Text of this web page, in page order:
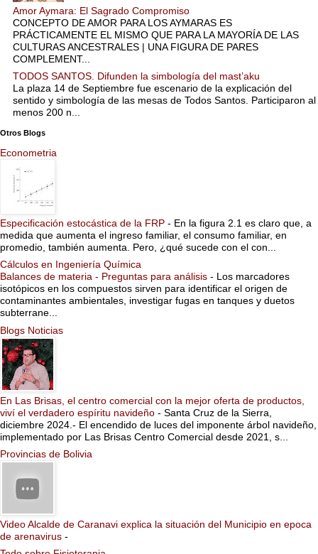
Amor Aymara: El Sagrado Compromiso
CONCEPTO DE AMOR PARA LOS AYMARAS ES
PRÁCTICAMENTE EL MISMO QUE PARA LA MAYORÍA DE LAS
CULTURAS ANCESTRALES | UNA FIGURA DE PARES
COMPLEMENT...
TODOS SANTOS. Difunden la simbología del mast’aku
La plaza 14 de Septiembre fue escenario de la explicación del
sentido y simbología de las mesas de Todos Santos. Participaron al
menos 200 n...
Otros Blogs
Econometria
Especificación estocástica de la FRP - En la figura 2.1 es claro que, a
medida que aumenta el ingreso familiar, el consumo familiar, en
promedio, también aumenta. Pero, ¿qué sucede con el con...
Cálculos en Ingeniería Química
Balances de materia - Preguntas para análisis - Los marcadores
isotópicos en los compuestos sirven para identificar el origen de
contaminantes ambientales, investigar fugas en tanques y duetos
subterrane...
Blogs Noticias
En Las Brisas, el centro comercial con la mejor oferta de productos,
viví el verdadero espíritu navideño - Santa Cruz de la Sierra,
diciembre 2024.- El encendido de luces del imponente árbol navideño,
implementado por Las Brisas Centro Comercial desde 2021, s...
Provincias de Bolivia
Video Alcalde de Caranavi explica la situación del Municipio en epoca
de arenavirus -